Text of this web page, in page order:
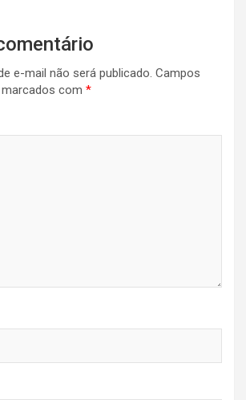
e-mail não será publicado. Campos
com *